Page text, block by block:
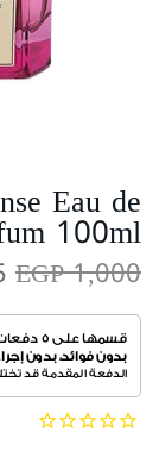
Eau de
100ml
EGP 1,000